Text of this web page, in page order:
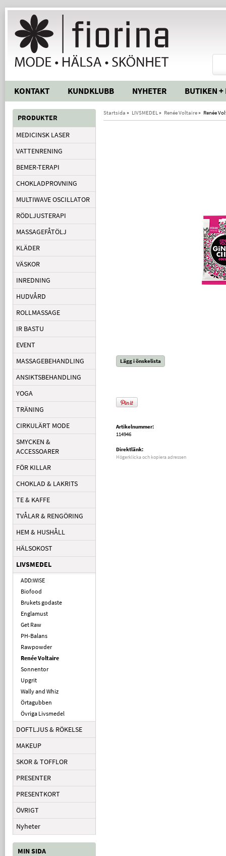
KONTAKT KUNDKLUBB NYHETER BUTIKEN +
PRODUKTER
MEDICINSK LASER
VATTENRENING
BEMER-TERAPI
CHOKLADPROVNING
MULTIWAVE OSCILLATOR
RÖDLJUSTERAPI
MASSAGEFÅTÖLJ
KLÄDER
VÄSKOR
INREDNING
HUDVÅRD
ROLLMASSAGE
IR BASTU
EVENT
MASSAGEBEHANDLING
ANSIKTSBEHANDLING
YOGA
TRÄNING
CIRKULÄRT MODE
SMYCKEN &
ACCESSOARER
FÖR KILLAR
CHOKLAD & LAKRITS
TE & KAFFE
TVÅLAR & RENGÖRING
HEM & HUSHÅLL
HÄLSOKOST
LIVSMEDEL
ADD:WISE
Biofood
Brukets godaste
Englamust
Get Raw
PH-Balans
Rawpowder
Renée Voltaire
Sonnentor
Upgrit
Wally and Whiz
Örtagubben
Övriga Livsmedel
DOFTLJUS & RÖKELSE
MAKEUP
SKOR & TOFFLOR
PRESENTER
PRESENTKORT
ÖVRIGT
Nyheter
MIN SIDA
Startsida » LIVSMEDEL » Renée Voltaire» Renée
Lägg i önskelista
Artikelnummer:
114946
Direktlänk:
Högerklicka och kopiera adressen